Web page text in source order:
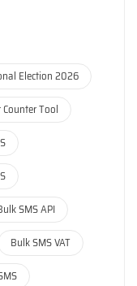
Election 2026
Tool
SMS API
Bulk SMS VAT